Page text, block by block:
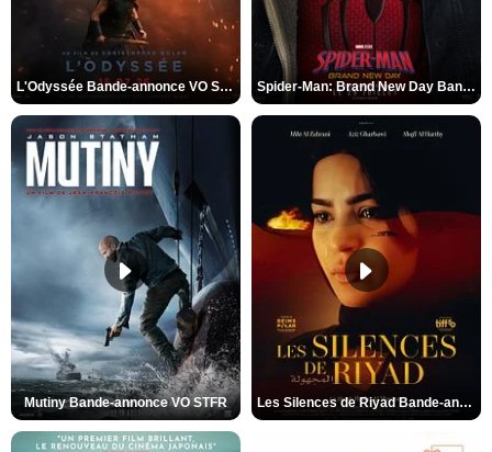
L'Odyssée Bande-annonce VO STFR Spider-Man: Brand New Day Bande-annonce VO STFR
Mutiny Bande-annonce VO STFR Les Silences de Riyad Bande-annonce VO STFR